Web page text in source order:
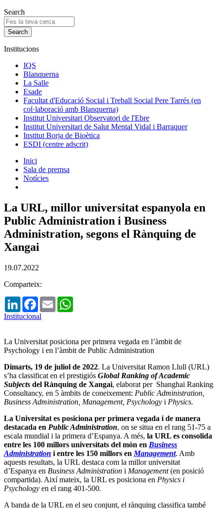
Search
Institucions
IQS
Blanquerna
La Salle
Esade
Facultat d'Educació Social i Treball Social Pere Tarrés (en
col·laboració amb Blanquerna)
Institut Universitari Observatori de l'Ebre
Institut Universitari de Salut Mental Vidal i Barraquer
Institut Borja de Bioètica
ESDI (centre adscrit)
Inici
Sala de premsa
Notícies
La URL, millor universitat espanyola en
Public Administration i Business
Administration, segons el Rànquing de
Xangai
19.07.2022
Comparteix:
LinkedInFacebook
Email
Institucional
La Universitat posiciona per primera vegada en l’àmbit de
Psychology i en l’àmbit de Public Administration
Dimarts, 19 de juliol de 2022. La Universitat Ramon Llull (URL)
s’ha classificat en el prestigiós Global Ranking of Academic
Subjects del Rànquing de Xangai, elaborat per Shanghai Ranking
Consultancy, en 5 àmbits de coneixement: Public Administration,
Business Administration, Management, Psychology i Physics.
La Universitat es posiciona per primera vegada i de manera
destacada en Public Administration, on se situa en el rang 51-75 a
escala mundial i la primera d’Espanya. A més, la URL es consolida
entre les 100 millors universitats del món en Business
Administration i entre les 150 millors en Management. Amb
aquests resultats, la URL destaca com la millor universitat
d’Espanya en Business Administration i Management(en posició
compartida). Així mateix, la URL es posiciona en Physics i
Psychology en el rang 401-500.
A banda de la URL en el seu conjunt, el rànquing classifica també